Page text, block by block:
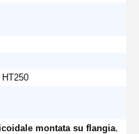
montata su flangia